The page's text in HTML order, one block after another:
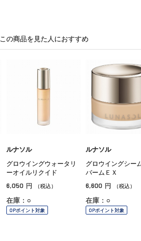
この商品を見た人におすすめ
ルナソル
グロウイングウォータリ
ーオイルリクイド
6,050 円 （税込）
在庫：○
OPポイント対象
ルナソル
グロウイングシー
バームＥＸ
6,600 円 （税込）
在庫：○
OPポイント対象